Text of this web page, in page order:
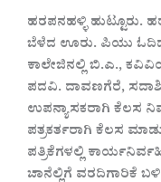
ಹರಪನಹಳ್ಳಿ ಹುಟ್ಟೂರು.
ಬೆಳೆದ ಊರು. ಪಿಯು
ಕಾಲೇಜಿನಲ್ಲಿ ಬಿ.ಎ.,
ಪದವಿ. ದಾವಣಗೆರೆ,
ಉಪನ್ಯಾಸಕರಾಗಿ ಕೆಲಸ
ಪತ್ರಕರ್ತರಾಗಿ ಕೆಲಸ
ಪತ್ರಿಕೆಗಳಲ್ಲಿ
ಚಾನೆಲ್ಲಿಗೆ ವರದಿಗಾರಿಕೆ